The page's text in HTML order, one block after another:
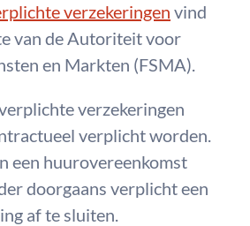
verzekeringen vind
van de Autoriteit voor
en Markten (FSMA).
verzekeringen
verplicht worden.
een huurovereenkomst
doorgaans verplicht een
af te sluiten.